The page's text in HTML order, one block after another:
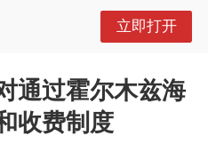
立即打开
通过霍尔木兹海
收费制度